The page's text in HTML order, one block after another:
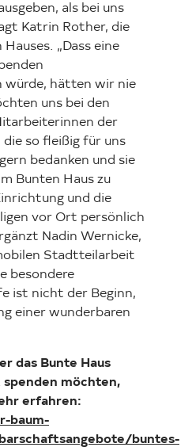
als bei uns
Katrin Rother, die
„Dass eine
würde, hätten wir nie
uns bei den
der
die so fleißig für uns
bedanken und sie
Bunten Haus zu
und die
vor Ort persönlich
Nadin Wernicke,
Stadtteilarbeit
besondere
ist nicht der Beginn,
einer wunderbaren
das Bunte Haus
möchten,
erfahren:
baum-
buntes-